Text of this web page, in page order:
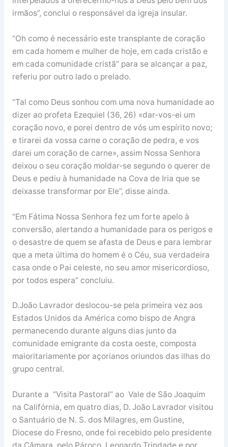
irmãos”, conclui o responsável da igreja insular.
“Oh como é necessário este transplante de coração
em cada homem e mulher de hoje, em cada cristão e
em cada comunidade cristã” para se alcançar a paz,
referiu por outro lado o prelado.
“Tal como Deus sonhou com uma nova humanidade ao
dizer ao profeta Ezequiel (36, 26) «dar-vos-ei um
coração novo, e porei dentro de vós um espírito novo;
e tirarei da vossa carne o coração de pedra, e vos
darei um coração de carne», assim Nossa Senhora
deixou o seu coração moldar-se segundo o querer de
Deus e pediu à humanidade na Cova de Iria que se
deixasse transformar por Ele”, disse ainda.
“Em Fátima Nossa Senhora fez um forte apelo à
conversão, alertando a humanidade para os perigos e
o desastre de quem se afasta de Deus e para lembrar
que a meta última do homem é o Céu, sua verdadeira
casa onde o Pai celeste, no seu amor misericordioso,
por todos espera” concluiu.
D.João Lavrador deslocou-se pela primeira vez aos
Estados Unidos da América como bispo de Angra
permanecendo durante alguns dias junto da
comunidade emigrante da costa oeste, composta
maioritariamente por açorianos oriundos das ilhas do
grupo central.
Durante a “Visita Pastoral” ao Vale de São Joaquim
na Califórnia, em quatro dias, D. João Lavrador visitou
o Santuário de N. S. dos Milagres, em Gustine,
Diocese do Fresno, onde foi recebido pelo presidente